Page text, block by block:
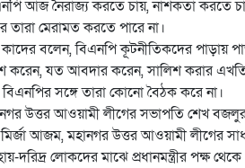
আজ নৈরাজ্য করতে চায়, নাশকতা করতে চায়।
তারা মেরামত করতে পারে না।
বলেন, বিএনপি কূটনীতিকদের পাড়ায়
করেন, যত আবদার করেন, সালিশ করার
বিএনপির সঙ্গে তারা কোনো বৈঠক করে না।
উত্তর আওয়ামী লীগের সভাপতি শেখ
আজম, মহানগর উত্তর আওয়ামী লীগের
দরিদ্র লোকদের মাঝে প্রধানমন্ত্রীর পক্ষ